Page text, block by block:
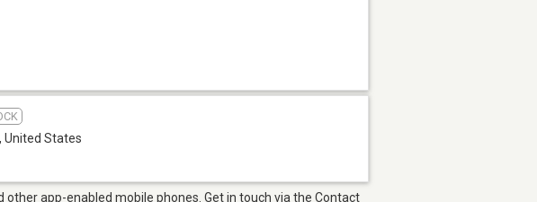
, United States
other app-enabled mobile phones. Get in touch via the Contact